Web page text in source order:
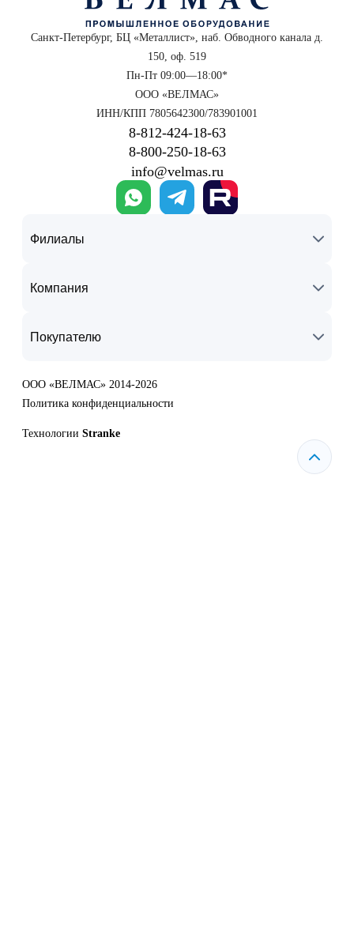
Санкт-Петербург, БЦ «Металлист», наб. Обводного канала д.
150, оф. 519
Пн-Пт 09:00—18:00*
ООО «ВЕЛМАС»
ИНН/КПП 7805642300/783901001
8‑812‑424‑18‑63
8‑800‑250‑18‑63
info@velmas.ru
Филиалы
Компания
Покупателю
ООО «ВЕЛМАС» 2014-2026
Политика конфиденциальности
Технологии Stranke